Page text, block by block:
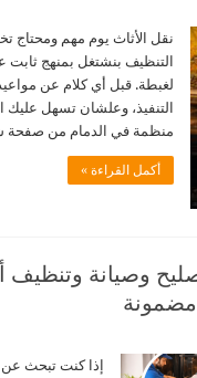
نقل الأثاث يوم مهم
التنظيف بنشتغل بمنهج
لغبطة. قبل أي كلام عن
التنفيذ، وعلشان تسهل
منظمة في الدمام من
أكمل القراءة »
وصيانة وتنظيف
مضمونة
إذا كنت تبحث